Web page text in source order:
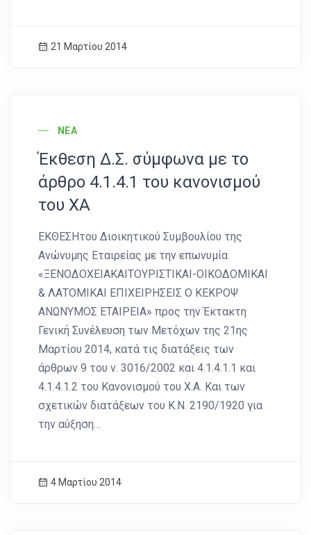
21 Μαρτίου 2014
ΝΈΑ
Έκθεση Δ.Σ. σύμφωνα με το
άρθρο 4.1.4.1 του κανονισμού
του ΧΑ
ΕΚΘΕΣΗτου Διοικητικού Συμβουλίου της
Ανώνυμης Εταιρείας με την επωνυμία
«ΞΕΝΟΔΟΧΕΙΑΚΑΙΤΟΥΡΙΣΤΙΚΑΙ-ΟΙΚΟΔΟΜΙΚΑΙ
& ΛΑΤΟΜΙΚΑΙ ΕΠΙΧΕΙΡΗΣΕΙΣ Ο ΚΕΚΡΟΨ
ΑΝΩΝΥΜΟΣ ΕΤΑΙΡΕΙΑ» προς την Έκτακτη
Γενική Συνέλευση των Μετόχων της 21ης
Μαρτίου 2014, κατά τις διατάξεις των
άρθρων 9 του ν. 3016/2002 και 4.1.4.1.1 και
4.1.4.1.2 του Κανονισμού του Χ.Α. Και των
σχετικών διατάξεων του Κ.Ν. 2190/1920 για
την αύξηση…
4 Μαρτίου 2014